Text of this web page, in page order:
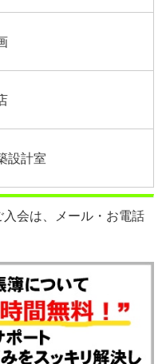
設計室
会は、メール・お電話